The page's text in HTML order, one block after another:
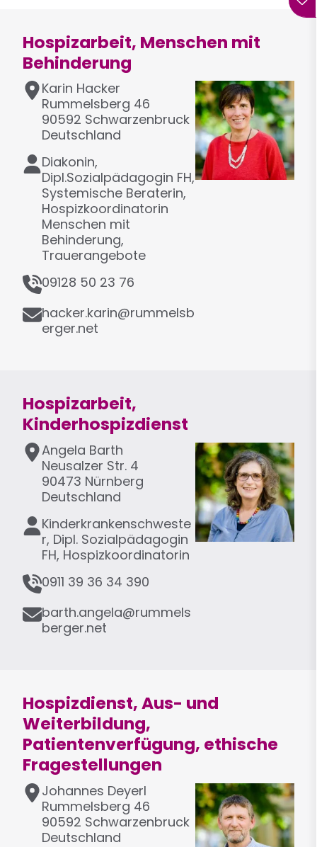
Hospizarbeit, Menschen mit
Behinderung
A
d
s
Karin Hacker
Rummelsberg 46
90592 Schwarzenbruck
Deutschland
F
u
n
Diakonin,
Dipl.Sozialpädagogin FH,
Systemische Beraterin,
Hospizkoordinatorin
Menschen mit
Behinderung,
Trauerangebote
T
l
09128 50 23 76
E
-
hacker.karin@rummelsb
erger.net
Hospizarbeit,
Kinderhospizdienst
A
d
s
Angela Barth
Neusalzer Str. 4
90473 Nürnberg
Deutschland
F
u
k
t
o
Kinderkrankenschweste
r, Dipl. Sozialpädagogin
FH, Hospizkoordinatorin
T
e
l
e
0911 39 36 34 390
E
-
barth.angela@rummels
berger.net
Hospizdienst, Aus- und
Weiterbildung,
Patientenverfügung, ethische
Fragestellungen
A
d
Johannes Deyerl
Rummelsberg 46
90592 Schwarzenbruck
Deutschland